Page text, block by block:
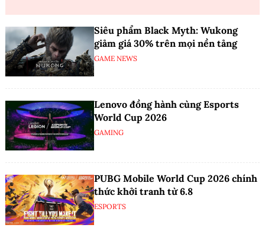
Siêu phẩm Black Myth: Wukong
giảm giá 30% trên mọi nền tảng
GAME NEWS
Lenovo đồng hành cùng Esports
World Cup 2026
GAMING
PUBG Mobile World Cup 2026 chính
thức khởi tranh từ 6.8
ESPORTS